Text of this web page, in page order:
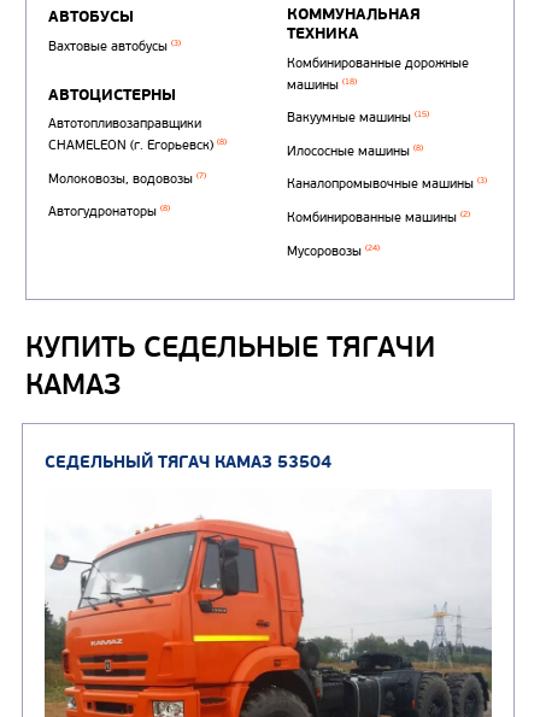
ГРУЗОВЫЕ АВТОМОБИЛИ
Самосвалы(8)
Седельные тягачи(8)
Автофургоны
Шасси(12)
аэродромные(1)
Автоцистерны для
Крано-
установки (КМУ)(36)
КУПИТЬ СЕДЕЛЬНЫЕ ТЯГАЧИ
КАМАЗ